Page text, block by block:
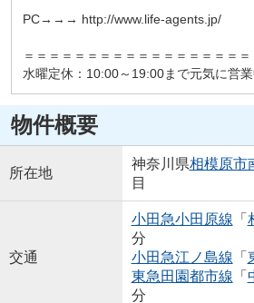
PC→→→ http://www.life-agents.jp/
＝＝＝＝＝＝＝＝＝＝＝＝＝＝＝＝＝＝
水曜定休：10:00～19:00まで元気に営業
物件概要
所在地
神奈川県相模原市
目
交通
小田急小田原線 「
分
小田急江ノ島線 「
東急田園都市線 「
分